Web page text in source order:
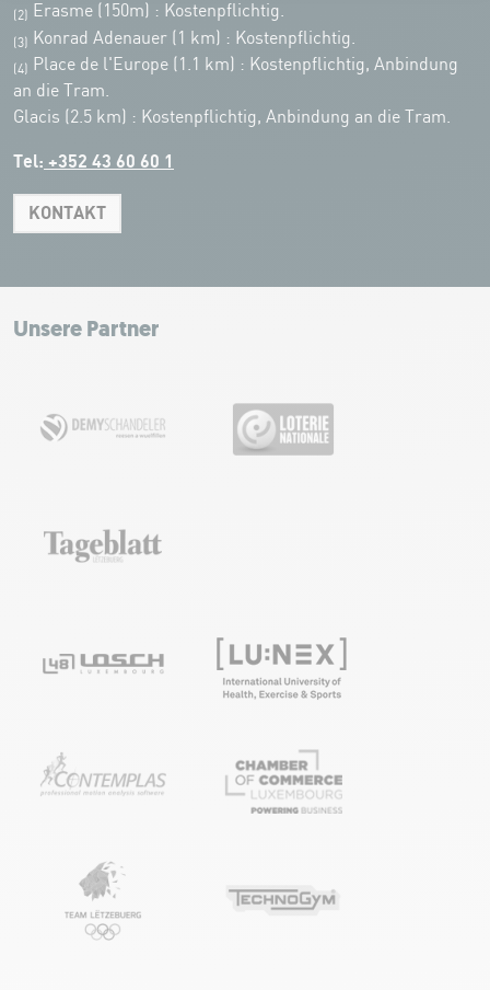
(2) Erasme (150m) : Kostenpflichtig.
(3) Konrad Adenauer (1 km) : Kostenpflichtig.
(4)
Place de l'Europe (1.1 km) : Kostenpflichtig, Anbindung
an die Tram.
Glacis (2.5 km) : Kostenpflichtig, Anbindung an die Tram.
Tel: +352 43 60 60 1
KONTAKT
+
−
Leaflet|Map tiles by Carto, under CC BY 3.0. Data by OpenStreetMap, under
Unsere Partner